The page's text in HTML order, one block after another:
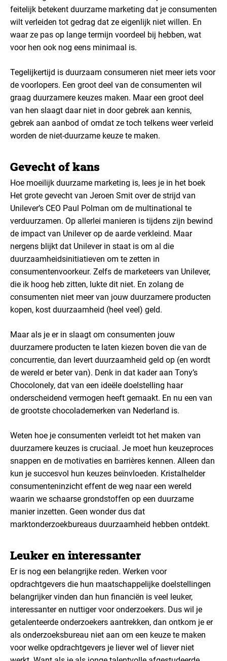
feitelijk betekent duurzame marketing dat je consumenten
wilt verleiden tot gedrag dat ze eigenlijk niet willen. En
waar ze pas op lange termijn voordeel bij hebben, wat
voor hen ook nog eens minimaal is.
Tegelijkertijd is duurzaam consumeren niet meer iets voor
de voorlopers. Een groot deel van de consumenten wil
graag duurzamere keuzes maken. Maar een groot deel
van hen slaagt daar niet in door gebrek aan kennis,
gebrek aan aanbod of omdat ze toch telkens weer verleid
worden de niet-duurzame keuze te maken.
Gevecht of kans
Hoe moeilijk duurzame marketing is, lees je in het boek
Het grote gevecht van Jeroen Smit over de strijd van
Unilever’s CEO Paul Polman om de multinational te
verduurzamen. Op allerlei manieren is tijdens zijn bewind
de impact van Unilever op de aarde verkleind. Maar
nergens blijkt dat Unilever in staat is om al die
duurzaamheidsinitiatieven om te zetten in
consumentenvoorkeur. Zelfs de marketeers van Unilever,
die ik hoog heb zitten, lukte dit niet. En zolang de
consumenten niet meer van jouw duurzamere producten
kopen, kost duurzaamheid (heel veel) geld.
Maar als je er in slaagt om consumenten jouw
duurzamere producten te laten kiezen boven die van de
concurrentie, dan levert duurzaamheid geld op (en wordt
de wereld er beter van). Denk in dat kader aan Tony’s
Chocolonely, dat van een ideële doelstelling haar
onderscheidend vermogen heeft gemaakt. En nu een van
de grootste chocolademerken van Nederland is.
Weten hoe je consumenten verleidt tot het maken van
duurzamere keuzes is cruciaal. Je moet hun keuzeproces
snappen en de motivaties en barrières kennen. Alleen dan
kun je succesvol hun keuzes beïnvloeden. Kristalhelder
consumenteninzicht effent de weg naar een wereld
waarin we schaarse grondstoffen op een duurzame
manier inzetten. Geen wonder dus dat
marktonderzoekbureaus duurzaamheid hebben ontdekt.
Leuker en interessanter
Er is nog een belangrijke reden. Werken voor
opdrachtgevers die hun maatschappelijke doelstellingen
belangrijker vinden dan hun financiën is veel leuker,
interessanter en nuttiger voor onderzoekers. Dus wil je
getalenteerde onderzoekers aantrekken, dan ontkom je er
als onderzoeksbureau niet aan om een keuze te maken
voor welke opdrachtgevers je liever wel of liever niet